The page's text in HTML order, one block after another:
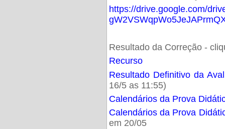
https://drive.google.com/
Resultado da Correção -
Recurso
Resultado Definitivo da
16/5 as 11:55)
Calendários da Prova
Calendários da Prova
em 20/05